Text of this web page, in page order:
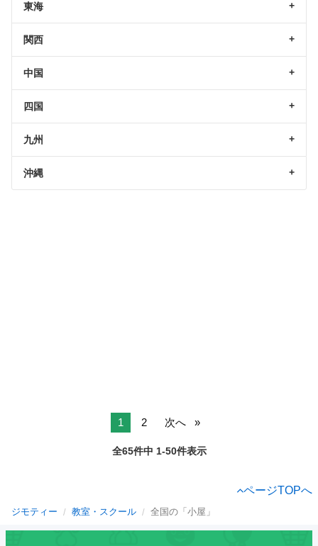
東海
関西
中国
四国
九州
沖縄
1 2 次へ
全65件中 1-50件表示
ページTOPへ
ジモティー 教室・スクール 全国の「小屋」